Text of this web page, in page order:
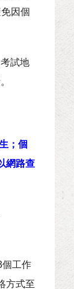
因個
試地
；個
網路查
個工作
方式至